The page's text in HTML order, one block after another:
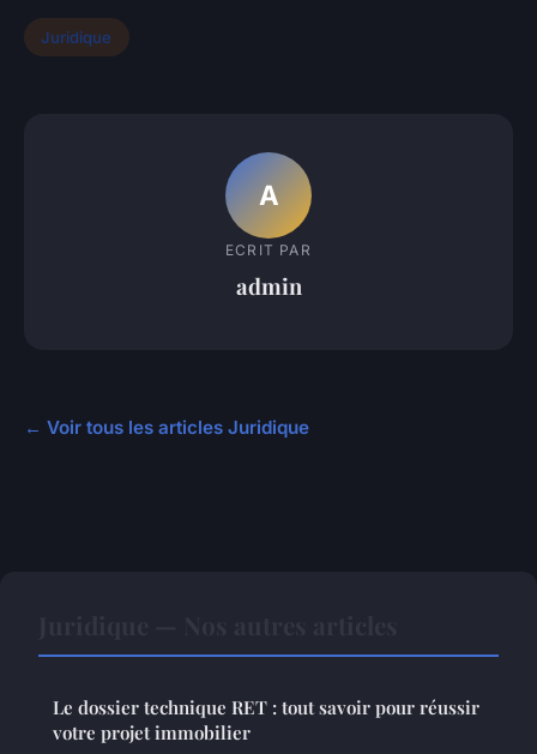
Juridique
A
ECRIT PAR
admin
← Voir tous les articles Juridique
Le dossier technique RET : tout savoir pour réussir
votre projet immobilier